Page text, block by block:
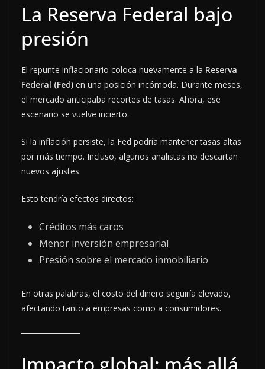
La Reserva Federal bajo
presión
El repunte inflacionario coloca nuevamente a la Reserva
Federal (Fed) en una posición incómoda. Durante meses,
el mercado anticipaba recortes de tasas. Ahora, ese
escenario se vuelve incierto.
Si la inflación persiste, la Fed podría mantener tasas altas
por más tiempo. Incluso, algunos analistas no descartan
nuevos ajustes.
Esto tendría efectos directos:
Créditos más caros
Menor inversión empresarial
Presión sobre el mercado inmobiliario
En otras palabras, el costo del dinero seguiría elevado,
afectando tanto a empresas como a consumidores.
Impacto global: más allá